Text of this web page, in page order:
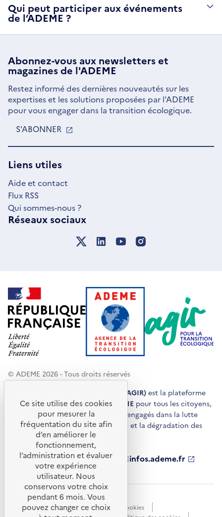
Qui peut participer aux événements
de l’ADEME ?
Abonnez-vous aux newsletterset
magazines de l'ADEME
Restez informé des dernières nouveautés sur les
expertises et les solutions proposées par l'ADEME
pour vous engager dans la transition écologique.
S'ABONNER
UNE
Liens utiles
Aide et contact
Flux RSS
Qui sommes-nous ?
Réseaux sociaux
© ADEME 2026 - Tous droits réservés
Agir pour la transition écologique (AGIR) est la plateforme
de conseils et de services de l'ADEME pour tous les citoyens,
acteurs économiques et territoires engagés dans la lutte
contre le réchauffement climatique et la dégradation des
ressources.
ademe.fr
S'ouvre
nouvelle
fenêtre
librairie.ademe.fr
S'ouvre
dans
une
nouvelle
fenêtre
infos.ademe.fr
S'ouvre
nouvelle
ademe.fr/presse
S'ouvre
nouvelle
fenêtre
Accessibilité : non conforme
Données personnelles
Gestion des cookies
Ce site utilise des cookies
pour mesurer la
fréquentation du site afin
d’en améliorer le
fonctionnement,
l’administration et évaluer
votre expérience
utilisateur. Nous
conservons votre choix
pendant 6 mois. Vous
pouvez changer ce choix